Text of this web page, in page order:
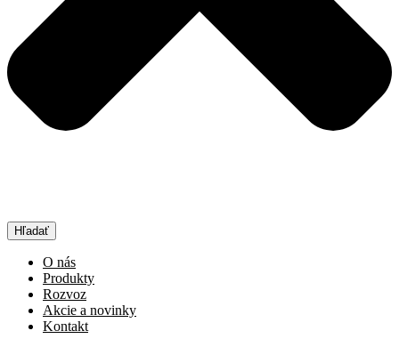
Hľadať
O nás
Produkty
Rozvoz
Akcie a novinky
Kontakt